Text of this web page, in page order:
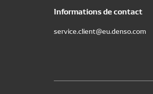
Informations de contact
service.client@eu.denso.com